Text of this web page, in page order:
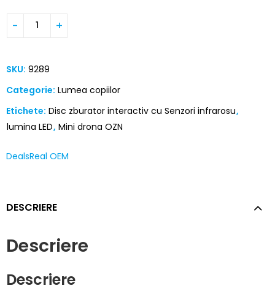
SKU: 9289
Categorie: Lumea copiilor
Etichete: Disc zburator interactiv cu Senzori infrarosu,
lumina LED, Mini drona OZN
DealsReal OEM
DESCRIERE
Descriere
Descriere